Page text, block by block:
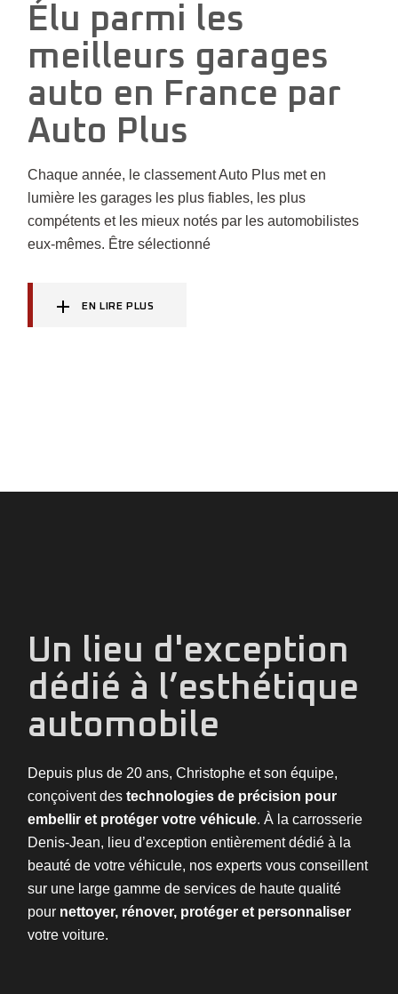
Élu parmi les
meilleurs garages
auto en France par
Auto Plus
Chaque année, le classement Auto Plus met en
lumière les garages les plus fiables, les plus
compétents et les mieux notés par les automobilistes
eux-mêmes. Être sélectionné
EN LIRE PLUS
Un lieu d'exception
dédié à l’esthétique
automobile
Depuis plus de 20 ans, Christophe et son équipe,
conçoivent destechnologies de précision pour
embellir et protéger votre véhicule. À la carrosserie
Denis-Jean, lieu d’exception entièrement dédié à la
beauté de votre véhicule, nos experts vous conseillent
sur une large gamme de services de haute qualité
pour nettoyer, rénover, protéger et personnaliser
votre voiture.